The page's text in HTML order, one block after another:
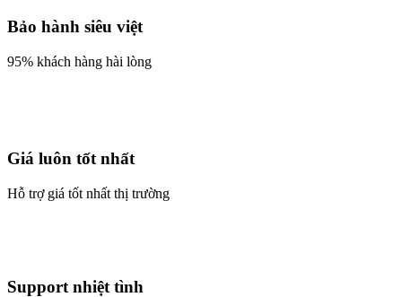
Bảo hành siêu việt
95% khách hàng hài lòng
Giá luôn tốt nhất
Hỗ trợ giá tốt nhất thị trường
Support nhiệt tình